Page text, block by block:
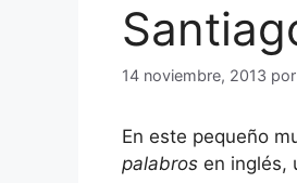
14 noviembre, 2013 por
En este pequeño
palabros en inglés,